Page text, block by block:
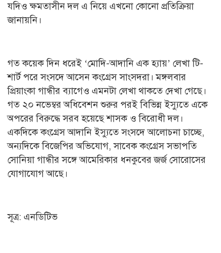
যদিও ক্ষমতাসীন দল এ নিয়ে এখনো কোনো প্রতিক্রিয়া
জানায়নি।
গত কয়েক দিন ধরেই ‘মোদি-আদানি এক হ্যায়’ লেখা টি-
শার্ট পরে সংসদে আসেন কংগ্রেস সাংসদরা। মঙ্গলবার
প্রিয়াংকা গান্ধীর ব্যাগেও এমনটা লেখা থাকতে দেখা গেছে।
গত ২০ নভেম্বর অধিবেশন শুরুর পরই বিভিন্ন ইস্যুতে একে
অপরের বিরুদ্ধে সরব হয়েছে শাসক ও বিরোধী দল।
একদিকে কংগ্রেস আদানি ইস্যুতে সংসদে আলোচনা চাচ্ছে,
অন্যদিকে বিজেপির অভিযোগ, সাবেক কংগ্রেস সভাপতি
সোনিয়া গান্ধীর সঙ্গে আমেরিকার ধনকুবের জর্জ সোরোসের
যোগাযোগ আছে।
সূত্র: এনডিটিভ